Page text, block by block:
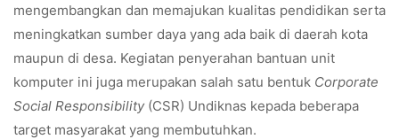
mengembangkan dan memajukan kualitas pendidikan serta
meningkatkan sumber daya yang ada baik di daerah kota
maupun di desa. Kegiatan penyerahan bantuan unit
komputer ini juga merupakan salah satu bentuk Corporate
Social Responsibility(CSR) Undiknas kepada beberapa
target masyarakat yang membutuhkan.